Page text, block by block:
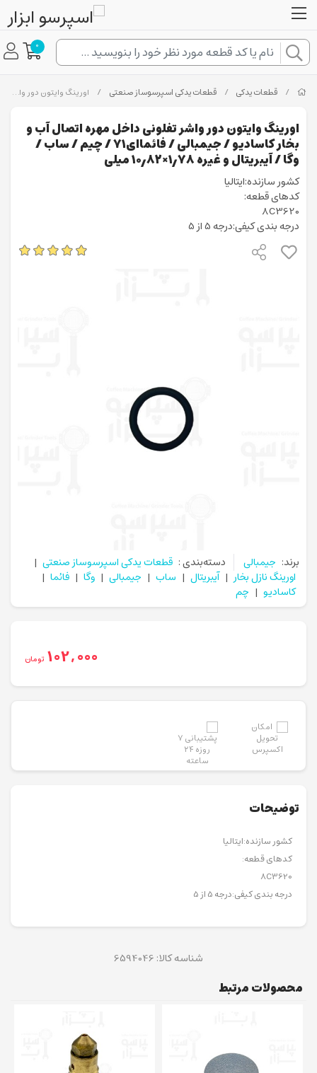
0
/ قطعات یدکی / قطعات یدکی اسپرسوساز صنعتی / اورینگ وایتون دور واشر تفلونی داخل مهره اتصال آب و بخار کاسادیو / جیمبالی / فائماای71 / چیم / ساب / وگا / آیبریتال و غیره ۱٫۷۸×۱۰٫۸۲ میلی
اورینگ وایتون دور واشر تفلونی داخل مهره اتصال آب و
بخار کاسادیو / جیمبالی / فائماای71 / چیم / ساب /
وگا / آیبریتال و غیره ۱٫۷۸×۱۰٫۸۲ میلی
کشور سازنده:ایتالیا
کدهای قطعه:
8C3620
درجه بندی کیفی:درجه 5 از 5
برند: جیمبالی دسته‌بندی : قطعات یدکی اسپرسوساز صنعتی |
اورینگ نازل بخار | آیبریتال | ساب | جیمبالی | وگا | فائما |
کاسادیو | چم
102,000 تومان
توضیحات
کشور سازنده:ایتالیا
کدهای قطعه:
8C3620
درجه بندی کیفی:درجه 5 از 5
شناسه کالا: 6594046
محصولات مرتبط